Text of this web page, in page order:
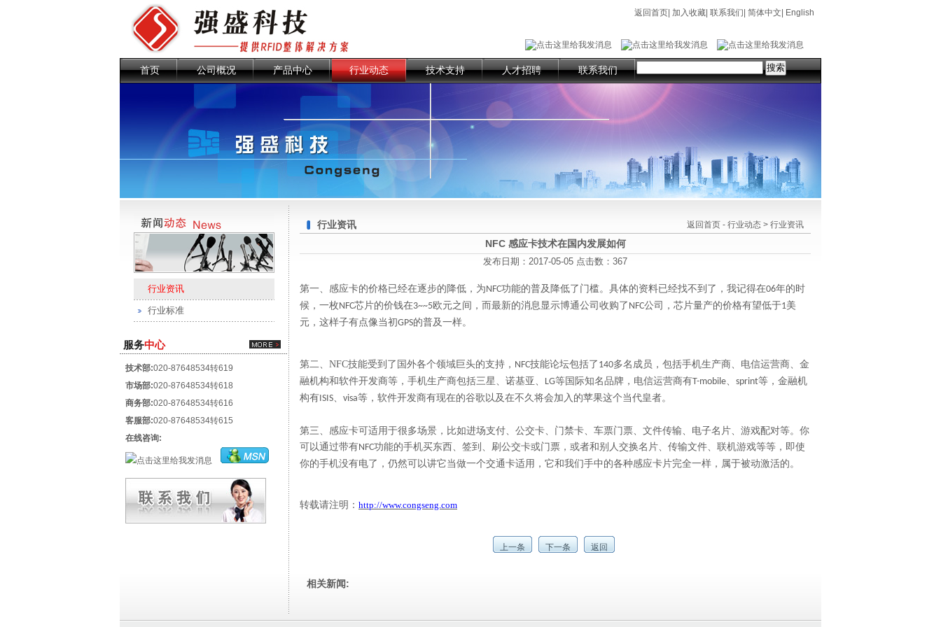
返回首页 加入收藏 联系我们 简体中文 English
首页 公司概况 产品中心 行业动态 技术支持 人才招聘 联系我们
行业资讯
行业标准
服务中心
技术部:020-87648534转619
市场部:020-87648534转618
商务部:020-87648534转616
客服部:020-87648534转615
在线咨询:
行业资讯 返回首页 - 行业动态 > 行业资讯
NFC 感应卡技术在国内发展如何
发布日期：2017-05-05 点击数： 367
第一、 感应卡的价格已经在逐步的降低，为NFC功能的普及降低了门槛。具体的资料已经找不到了，我记得在06年的时
候，一枚NFC芯片的价钱在3~~5欧元之间，而最新的消息显示博通公司收购了 NFC公司，芯片量产的价格有望低于1美
元，这样子有点像当初GPS的普及一样。
第二、 NFC技能受到了国外各个领域巨头的支持， NFC技能论坛包括了 140多名成员，包括手机生产商、电信运营商、金
融机构和软件开发商等，手机生产商包括三星、诺基亚、 LG等国际知名品牌，电信运营商有T-mobile、 sprint等，金融机
构有ISIS、 visa等，软件开发商有现在的谷歌以及在不久将会加入的苹果这个当代皇者。
第三、 感应卡可适用于很多场景，比如进场支付、公交卡、门禁卡、车票门票、文件传输、电子名片、游戏配对等。你
可以通过带有NFC功能的手机买东西、签到、刷公交卡或门票，或者和别人交换名片、传输文件、联机游戏等等，即使
你的手机没有电了，仍然可以讲它当做一个交通卡适用，它和我们手中的各种感应卡片完全一样，属于被动激活的。
转载请注明： http://www.congseng.com
上一条 下一条 返回
相关新闻: